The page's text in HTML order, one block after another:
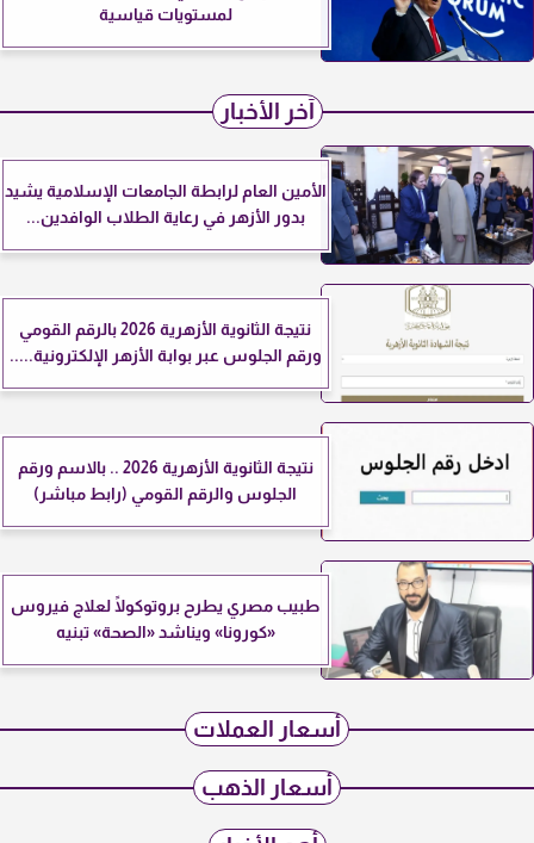
لمستويات قياسية
آخر الأخبار
الأمين العام لرابطة الجامعات الإسلامية يشيد
بدور الأزهر في رعاية الطلاب الوافدين...
نتيجة الثانوية الأزهرية 2026 بالرقم القومي
ورقم الجلوس عبر بوابة الأزهر الإلكترونية.....
نتيجة الثانوية الأزهرية 2026 .. بالاسم ورقم
الجلوس والرقم القومي (رابط مباشر)
طبيب مصري يطرح بروتوكولًا لعلاج فيروس
«كورونا» ويناشد «الصحة» تبنيه
أسعار العملات
أسعار الذهب